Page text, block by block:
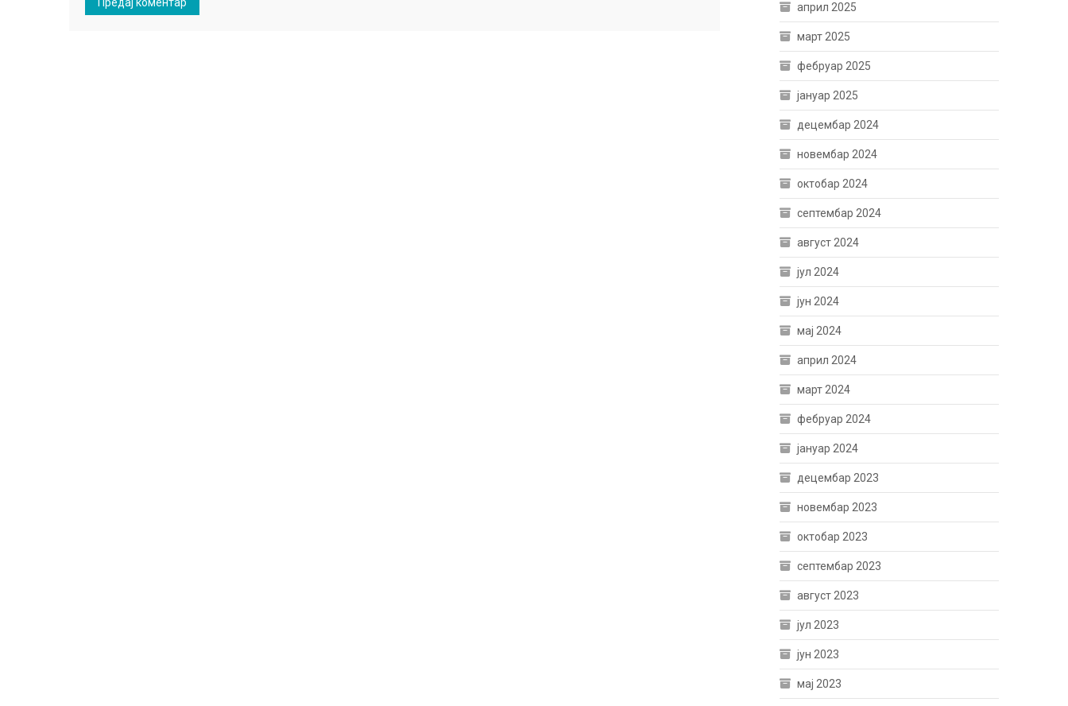
април 2025
март 2025
фебруар 2025
јануар 2025
децембар 2024
новембар 2024
октобар 2024
септембар 2024
август 2024
јул 2024
јун 2024
мај 2024
април 2024
март 2024
фебруар 2024
јануар 2024
децембар 2023
новембар 2023
октобар 2023
септембар 2023
август 2023
јул 2023
јун 2023
мај 2023